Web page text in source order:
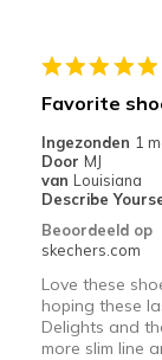
Casual Wear
Width
Sizing
View On Shoes
Favorite
Ingezonden 1
Door MJ
van Louisiana
Describe
Beoordeeld op
skechers.com
Love these
hoping these
Delights and
more slim line